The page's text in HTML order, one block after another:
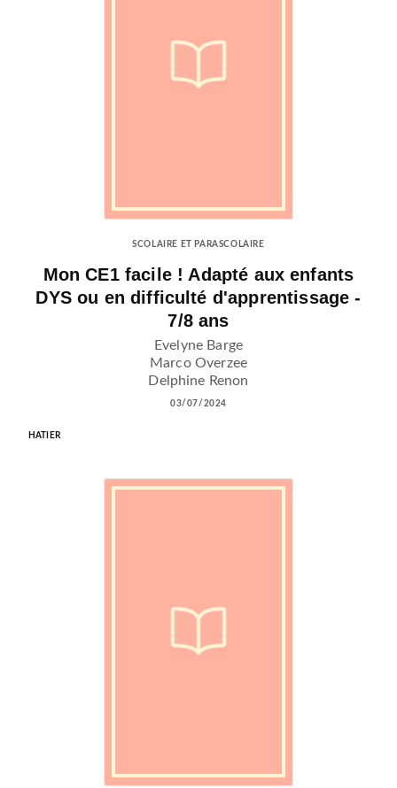
SCOLAIRE ET PARASCOLAIRE
Mon CE1 facile ! Adapté aux enfants
DYS ou en difficulté d'apprentissage -
7/8 ans
Evelyne Barge
Marco Overzee
Delphine Renon
03/07/2024
HATIER